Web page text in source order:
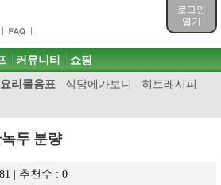
로그인
열기
요리물음표 식당에가보니
히트레시피
커뮤니티 쇼핑
두 분량
| 추천수 :0